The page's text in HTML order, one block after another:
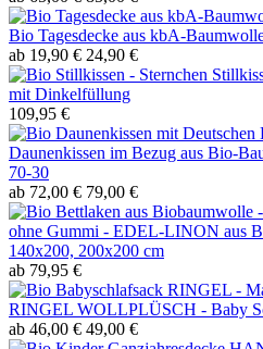
Bio Tagesdecke aus kbA-
ab 19,90 € 24,90 €
mit Dinkelfüllung
109,95 €
Daunenkissen im Bezug aus Bio-
70-30
ab 72,00 € 79,00 €
ohne Gummi - EDEL-LINON aus
140x200, 200x200 cm
ab 79,95 €
RINGEL WOLLPLÜSCH - Baby
ab 46,00 € 49,00 €